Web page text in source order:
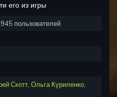
его из игры
пользователей
Скотт Ольга Куриленко